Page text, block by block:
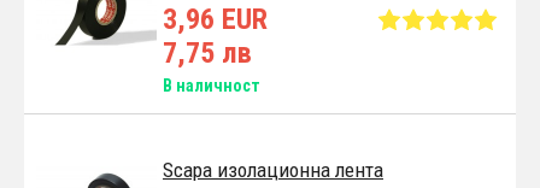
3,96 EUR
7,75 лв
В наличност
Scapa изолационна лента